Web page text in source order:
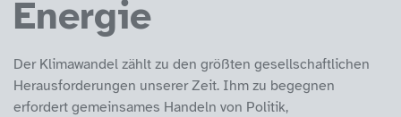
Energie
Der Klimawandel zählt zu den größten gesellschaftlichen
Herausforderungen unserer Zeit. Ihm zu begegnen
erfordert gemeinsames Handeln von Politik,